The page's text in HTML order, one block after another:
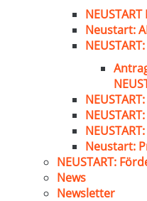
Neustart:
Neustart:
NEUSTART:
News
Newsletter